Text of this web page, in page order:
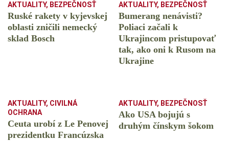
AKTUALITY, BEZPEČNOSŤ
Ruské rakety v kyjevskej
oblasti zničili nemecký
sklad Bosch
AKTUALITY, BEZPEČNOSŤ
Bumerang nenávisti?
Poliaci začali k
Ukrajincom pristupovať
tak, ako oni k Rusom na
Ukrajine
AKTUALITY, CIVILNÁ
OCHRANA
Ceuta urobí z Le Penovej
prezidentku Francúzska
AKTUALITY, BEZPEČNOSŤ
Ako USA bojujú s
druhým čínskym šokom